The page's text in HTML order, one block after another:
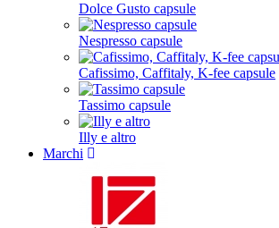
Dolce Gusto capsule
Nespresso capsule
Cafissimo, Caffitaly, K-fee capsule
Tassimo capsule
Illy e altro
Marchi